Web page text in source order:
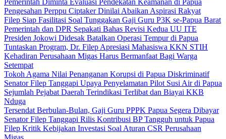
Pemerintah Diminta Evaluasi Pendekatan Keamanan di Papua
Pengesahan Perppu Ciptaker Dinilai Abaikan Aspirasi Rakyat
Filep Siap Fasilitasi Soal Tunggakan Gaji Guru P3K se-Papua Barat
Pemerintah dan DPR Sepakati Bahas Revisi Kedua UU ITE
Presiden Jokowi Didesak Batalkan Operasi Tempur di Papua
Tuntaskan Program, Dr. Filep Apresiasi Mahasiswa KKN STIH
Kehadiran Perusahaan Migas Harus Bermanfaat Bagi Warga
Setempat
Tokoh Agama Nilai Penanganan Korupsi di Papua Diskriminatif
Senator Filep Tanggapi Upaya Penyelamatan Pilot Susi Air di Papua
Sejumlah Pejabat Daerah Terindikasi Terlibat dan Biayai KKB
Nduga
Tersendat Berbulan-Bulan, Gaji Guru PPPK Papua Segera Dibayar
Senator Filep Tanggapi Rilis Kontribusi BP Tangguh untuk Papua
Filep Kritik Kebijakan Investasi Soal Aturan CSR Perusahaan
Migas